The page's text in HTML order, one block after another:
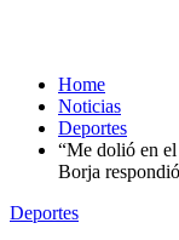
Home
Noticias
Deportes
“Me dolió en
Borja
Deportes